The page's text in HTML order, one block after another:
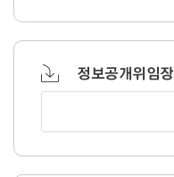
정보공개위임장